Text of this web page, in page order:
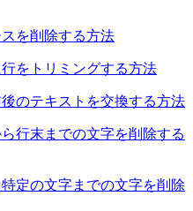
を削除する方法
をトリミングする方法
のテキストを交換する方法
行末までの文字を削除する
定の文字までの文字を削除